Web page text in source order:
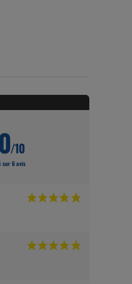
/10
sur 6 avis